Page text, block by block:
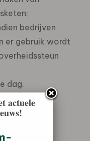
bedrijven
er gebruik wordt
dag.
leden
actuele